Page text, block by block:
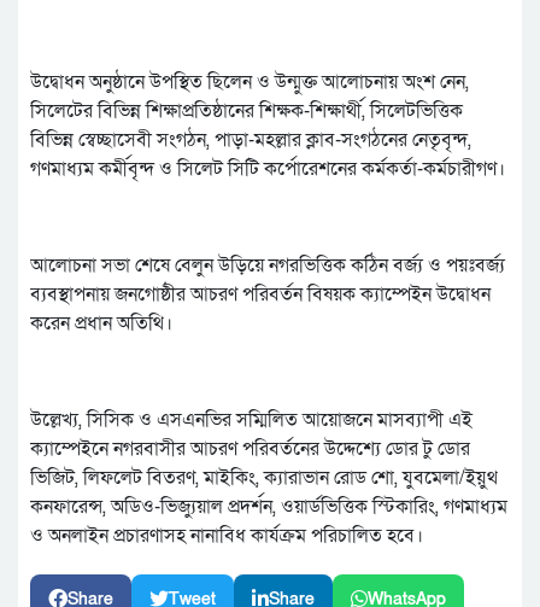
উদ্বোধন অনুষ্ঠানে উপস্থিত ছিলেন ও উন্মুক্ত আলোচনায় অংশ নেন,
সিলেটের বিভিন্ন শিক্ষাপ্রতিষ্ঠানের শিক্ষক-শিক্ষার্থী, সিলেটভিত্তিক
বিভিন্ন স্বেচ্ছাসেবী সংগঠন, পাড়া-মহল্লার ক্লাব-সংগঠনের নেতৃবৃন্দ,
গণমাধ্যম কর্মীবৃন্দ ও সিলেট সিটি কর্পোরেশনের কর্মকর্তা-কর্মচারীগণ।
আলোচনা সভা শেষে বেলুন উড়িয়ে নগরভিত্তিক কঠিন বর্জ্য ও পয়ঃবর্জ্য
ব্যবস্থাপনায় জনগোষ্ঠীর আচরণ পরিবর্তন বিষয়ক ক্যাম্পেইন উদ্বোধন
করেন প্রধান অতিথি।
উল্লেখ্য, সিসিক ও এসএনভির সম্মিলিত আয়োজনে মাসব্যাপী এই
ক্যাম্পেইনে নগরবাসীর আচরণ পরিবর্তনের উদ্দেশ্যে ডোর টু ডোর
ভিজিট, লিফলেট বিতরণ, মাইকিং, ক্যারাভান রোড শো, যুবমেলা/ইয়ুথ
কনফারেন্স, অডিও-ভিজ্যুয়াল প্রদর্শন, ওয়ার্ডভিত্তিক স্টিকারিং, গণমাধ্যম
ও অনলাইন প্রচারণাসহ নানাবিধ কার্যক্রম পরিচালিত হবে।
Share Tweet Share WhatsApp